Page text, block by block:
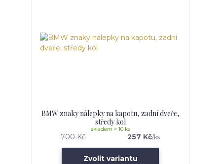
BMW znaky nálepky na kapotu, zadní dveře,
středy kol
700 Kč 257 Kč/ks
skladem > 10 ks
Zvolit variantu